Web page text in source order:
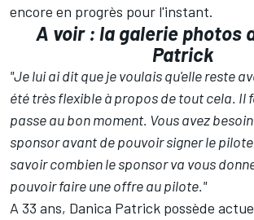
encore en progrès pour l'instant.
A voir : la galerie photos
Patrick
"Je lui ai dit que je voulais qu'elle reste
été très flexible à propos de tout cela. Il
passe au bon moment. Vous avez
sponsor avant de pouvoir signer le
savoir combien le sponsor va vous
pouvoir faire une offre au pilote."
A 33 ans, Danica Patrick possède